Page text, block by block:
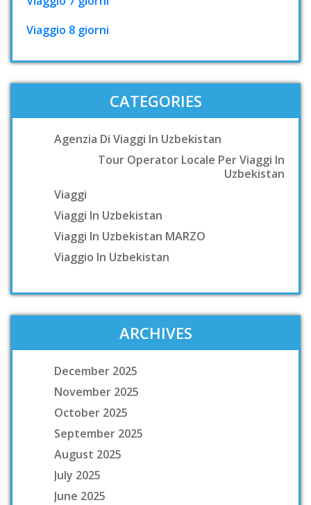
Viaggio 8 giorni
CATEGORIES
Agenzia Di Viaggi In Uzbekistan
Tour Operator Locale Per Viaggi In
Uzbekistan
Viaggi
Viaggi In Uzbekistan
Viaggi In Uzbekistan MARZO
Viaggio In Uzbekistan
ARCHIVES
December 2025
November 2025
October 2025
September 2025
August 2025
July 2025
June 2025